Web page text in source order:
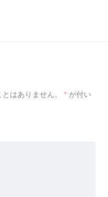
はありません。 * が付い